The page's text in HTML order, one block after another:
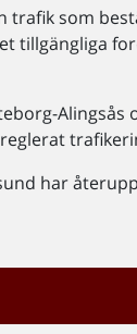
trafik som
tillgängliga
Alingsås
har